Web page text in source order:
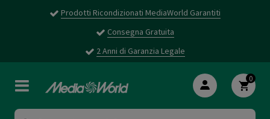
Prodotti Ricondizionati MediaWorld Garantiti
Consegna Gratuita
2 Anni di Garanzia Legale
0